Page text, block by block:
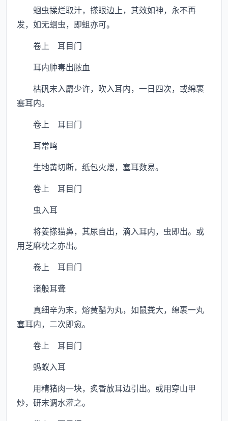
蛔虫揉烂取汁，搽眼边上，其效如神，永不再
发，如无蛔虫，即蛆亦可。
卷上 耳目门
耳内肿毒出脓血
枯矾末入麝少许，吹入耳内，一日四次，或绵裹
塞耳内。
卷上 耳目门
耳常鸣
生地黄切断，纸包火煨，塞耳数易。
卷上 耳目门
虫入耳
将姜搽猫鼻，其尿自出，滴入耳内，虫即出。或
用芝麻枕之亦出。
卷上 耳目门
诸般耳聋
真细辛为末，熔黄醋为丸，如鼠粪大，绵裹一丸
塞耳内，二次即愈。
卷上 耳目门
蚂蚁入耳
用精猪肉一块，炙香放耳边引出。或用穿山甲
炒，研末调水灌之。